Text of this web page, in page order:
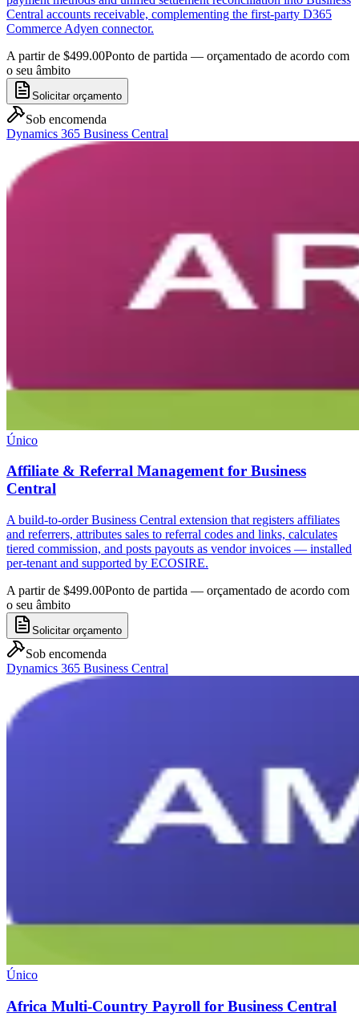
Central accounts receivable, complementing the first-party D365
Commerce Adyen connector.
A partir de $499.00Ponto de partida — orçamentado de acordo com
o seu âmbito
Solicitar orçamento
Sob encomenda
Dynamics 365 Business Central
Único
Affiliate & Referral Management for Business
Central
A build-to-order Business Central extension that registers affiliates
and referrers, attributes sales to referral codes and links, calculates
tiered commission, and posts payouts as vendor invoices — installed
per-tenant and supported by ECOSIRE.
A partir de $499.00Ponto de partida — orçamentado de acordo com
o seu âmbito
Solicitar orçamento
Sob encomenda
Dynamics 365 Business Central
Único
Africa Multi-Country Payroll for Business Central